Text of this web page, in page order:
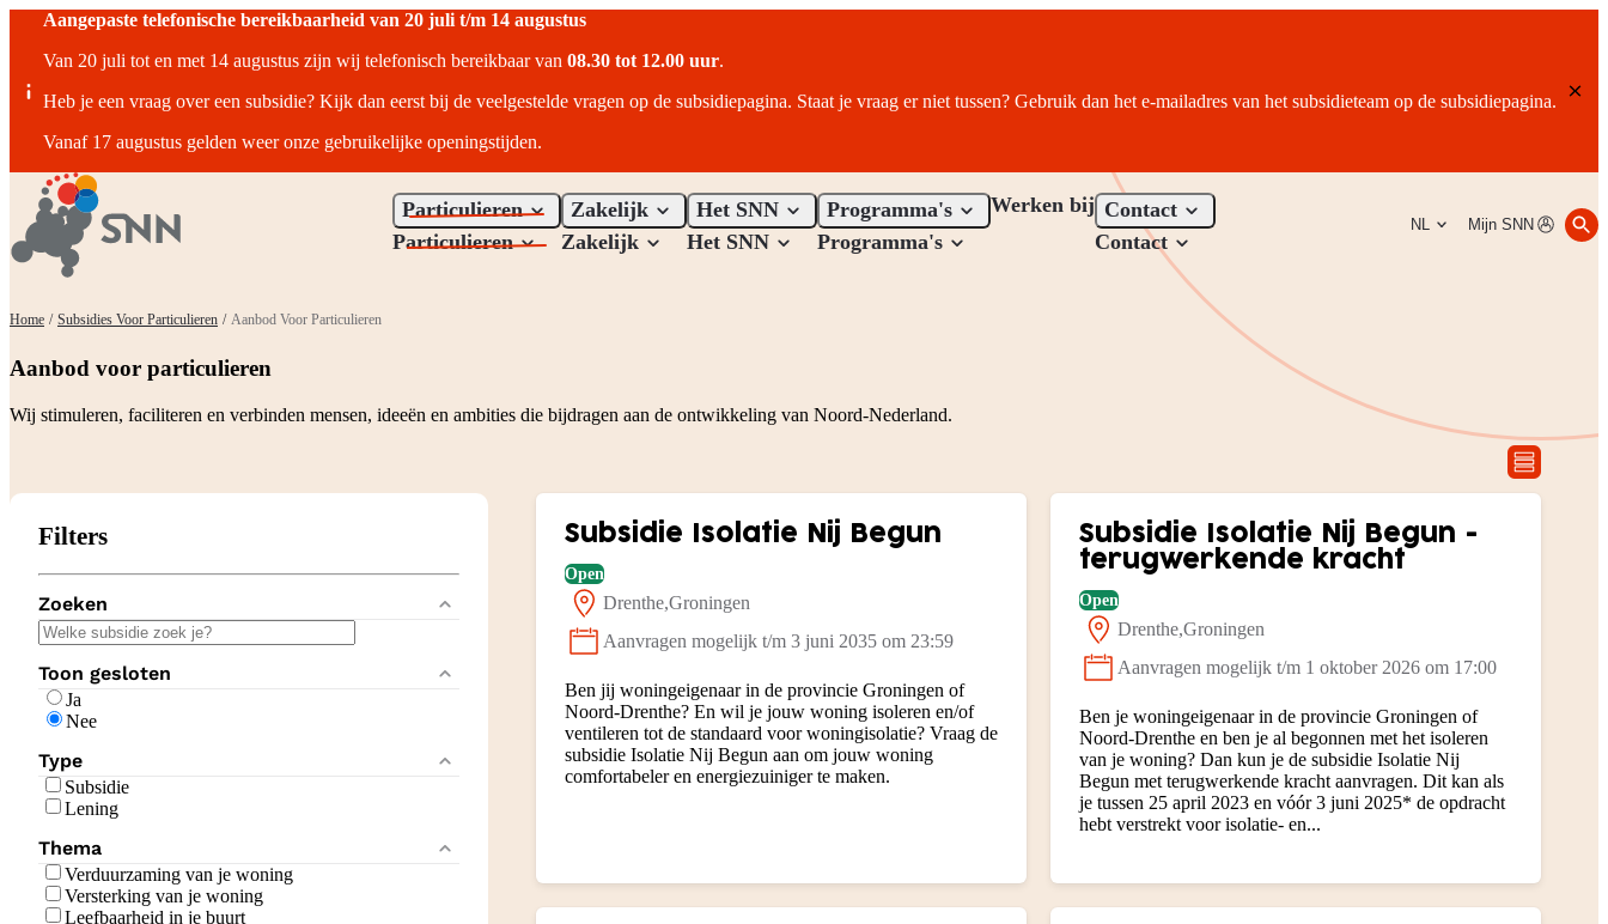
Aangepaste telefonische bereikbaarheid van 20 juli t/m 14 augustus
Van 20 juli tot en met 14 augustus zijn wij telefonisch bereikbaar van 08.30 tot 12.00 uur.
Heb je een vraag over een subsidie? Kijk dan eerst bij de veelgestelde vragen op de subsidiepagina. Staat je vraag er niet tussen? Gebruik dan het e-mailadres van het subsidieteam op de subsidiepagina.
Vanaf 17 augustus gelden weer onze gebruikelijke openingstijden.
Particulieren
Particulieren
Zakelijk
Zakelijk
Het SNN
Het SNN
Programma's
Programma's
Werken bij Contact
Contact
NL Mijn SNN
Home / Subsidies Voor Particulieren / Aanbod Voor Particulieren
Aanbod voor particulieren
Wij stimuleren, faciliteren en verbinden mensen, ideeën en ambities die bijdragen aan de ontwikkeling van Noord-Nederland.
Filters
Zoeken
Toon gesloten
Ja
Nee
Type
Subsidie
Lening
Thema
Verduurzaming van je woning
Versterking van je woning
Leefbaarheid in je buurt
Particuliere subsidies overzicht
Subsidie Isolatie Nij Begun
Open
Locatie:
Drenthe Groningen
Status:
Aanvragen mogelijk t/m 3 juni 2035 om 23:59
Ben jij woningeigenaar in de provincie Groningen of
Noord-Drenthe? En wil je jouw woning isoleren en/of
ventileren tot de standaard voor woningisolatie? Vraag de
subsidie Isolatie Nij Begun aan om jouw woning
comfortabeler en energiezuiniger te maken.
Subsidie Isolatie Nij Begun -
terugwerkende kracht
Open
Locatie:
Drenthe Groningen
Status:
Aanvragen mogelijk t/m 1 oktober 2026 om 17:00
Ben je woningeigenaar in de provincie Groningen of
Noord-Drenthe en ben je al begonnen met het isoleren
van je woning? Dan kun je de subsidie Isolatie Nij
Begun met terugwerkende kracht aanvragen. Dit kan als
je tussen 25 april 2023 en vóór 3 juni 2025* de opdracht
hebt verstrekt voor isolatie- en...